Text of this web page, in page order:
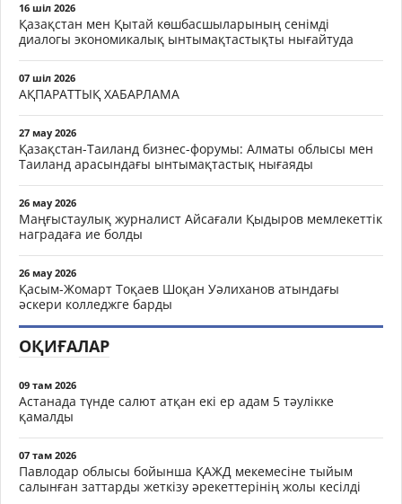
16 шіл 2026
Қазақстан мен Қытай көшбасшыларының сенімді
диалогы экономикалық ынтымақтастықты нығайтуда
07 шіл 2026
АҚПАРАТТЫҚ ХАБАРЛАМА
27 мау 2026
Қазақстан-Таиланд бизнес-форумы: Алматы облысы мен
Таиланд арасындағы ынтымақтастық нығаяды
26 мау 2026
Маңғыстаулық журналист Айсағали Қыдыров мемлекеттік
наградаға ие болды
26 мау 2026
Қасым-Жомарт Тоқаев Шоқан Уәлиханов атындағы
әскери колледжге барды
ОҚИҒАЛАР
09 там 2026
Астанада түнде салют атқан екі ер адам 5 тәулікке
қамалды
07 там 2026
Павлодар облысы бойынша ҚАЖД мекемесіне тыйым
салынған заттарды жеткізу әрекеттерінің жолы кесілді